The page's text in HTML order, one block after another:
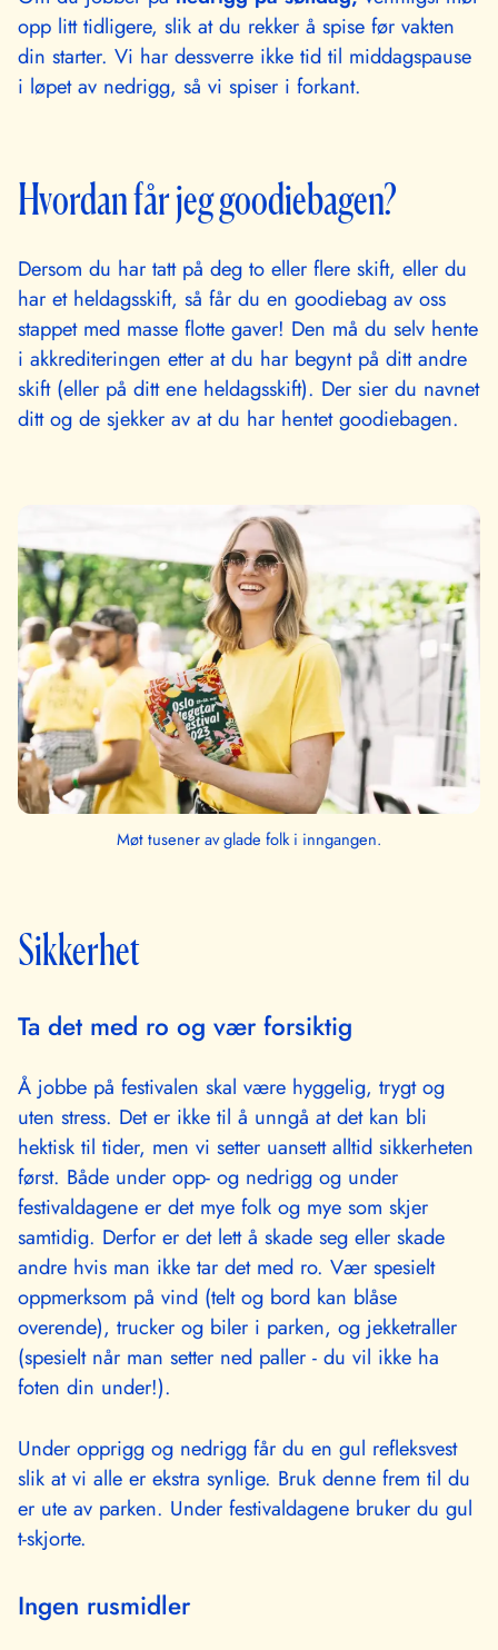
opp litt tidligere, slik at du rekker å spise før vakten
din starter. Vi har dessverre ikke tid til middagspause
i løpet av nedrigg, så vi spiser i forkant.
Hvordan får jeg goodiebagen?
Dersom du har tatt på deg to eller flere skift, eller du
har et heldagsskift, så får du en goodiebag av oss
stappet med masse flotte gaver! Den må du selv hente
i akkrediteringen etter at du har begynt på ditt andre
skift (eller på ditt ene heldagsskift). Der sier du navnet
ditt og de sjekker av at du har hentet goodiebagen.
Møt tusener av glade folk i inngangen.
Sikkerhet
Ta det med ro og vær forsiktig
Å jobbe på festivalen skal være hyggelig, trygt og
uten stress. Det er ikke til å unngå at det kan bli
hektisk til tider, men vi setter uansett alltid sikkerheten
først. Både under opp- og nedrigg og under
festivaldagene er det mye folk og mye som skjer
samtidig. Derfor er det lett å skade seg eller skade
andre hvis man ikke tar det med ro. Vær spesielt
oppmerksom på vind (telt og bord kan blåse
overende), trucker og biler i parken, og jekketraller
(spesielt når man setter ned paller - du vil ikke ha
foten din under!).
Under opprigg og nedrigg får du en gul refleksvest
slik at vi alle er ekstra synlige. Bruk denne frem til du
er ute av parken. Under festivaldagene bruker du gul
t-skjorte.
Ingen rusmidler